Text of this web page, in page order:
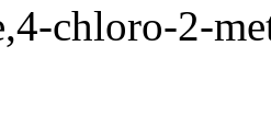
chloro-2-